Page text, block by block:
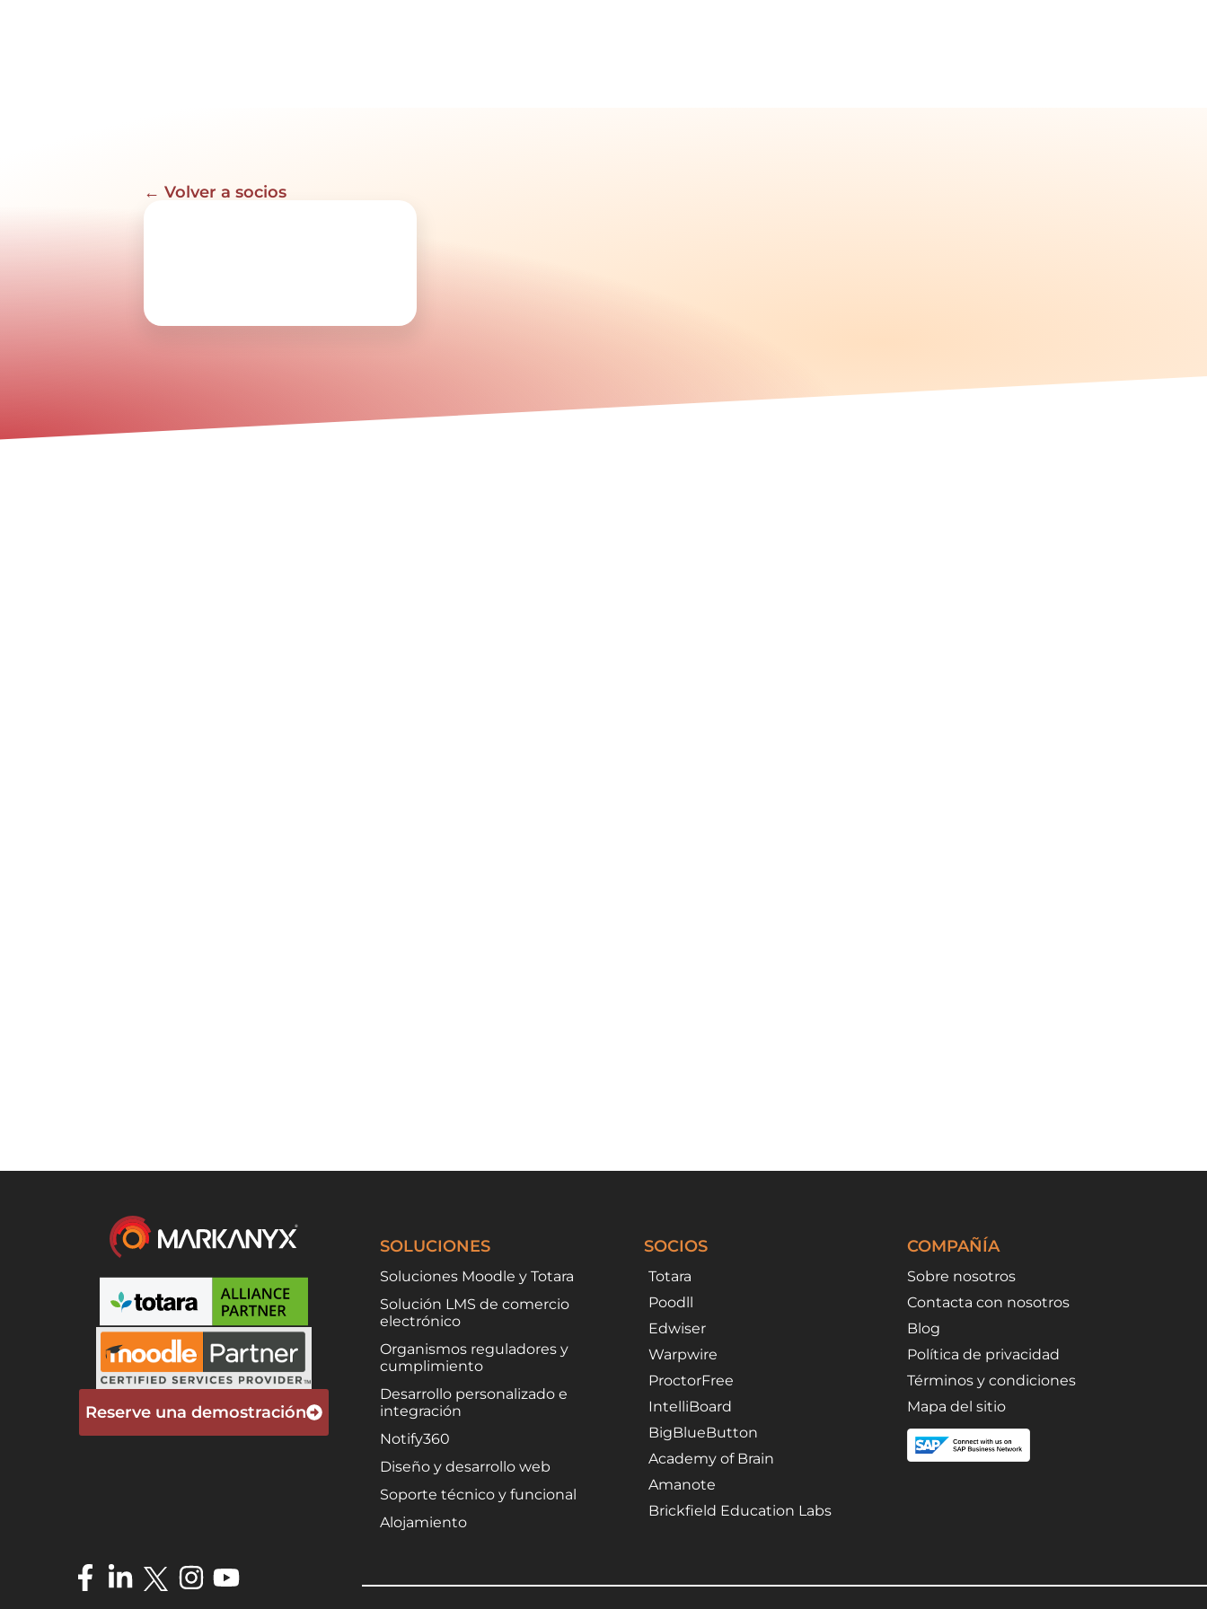
← Volver a socios
Reserve una demostración
SOLUCIONES
Soluciones Moodle y Totara
Solución LMS de comercio
electrónico
Organismos reguladores y
cumplimiento
Desarrollo personalizado e
integración
Notify360
Diseño y desarrollo web
Soporte técnico y funcional
Alojamiento
SOCIOS
Totara
Poodll
Edwiser
Warpwire
ProctorFree
IntelliBoard
BigBlueButton
Academy of Brain
Amanote
Brickfield Education Labs
COMPAÑÍA
Sobre nosotros
Contacta con nosotros
Blog
Política de privacidad
Términos y condiciones
Mapa del sitio